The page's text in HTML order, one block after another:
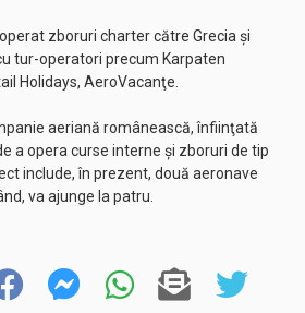
zboruri charter către Grecia şi
tur-operatori precum Karpaten
Holidays, AeroVacanţe.
aeriană românească, înfiinţată
a opera curse interne şi zboruri de tip
include, în prezent, două aeronave
va ajunge la patru.